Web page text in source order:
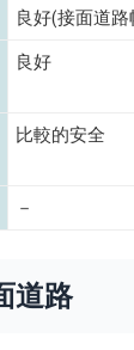
良好(接面道路
良好
比較的安全
－
道路